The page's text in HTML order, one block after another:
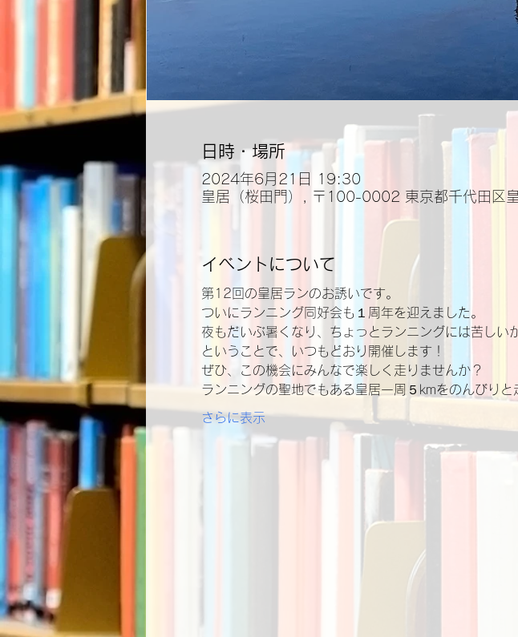
日時・場所
2024年6月21日 19:30
皇居（桜田門）, 〒100-0002 東京都千代田区皇
イベントについて
第12回の皇居ランのお誘いです。
ついにランニング同好会も１周年を迎えました。
夜もだいぶ暑くなり、ちょっとランニングには苦しい
ということで、いつもどおり開催します！
ぜひ、この機会にみんなで楽しく走りませんか？
ランニングの聖地でもある皇居一周５kmをのんびり
さらに表示